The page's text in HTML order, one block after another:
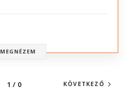
MEGNÉZEM
1 / 0 KÖVETKEZŐ